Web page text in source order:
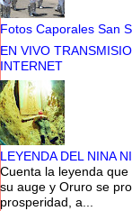
Fotos Caporales San
EN VIVO
INTERNET
LEYENDA DEL NINA
Cuenta la leyenda
su auge y Oruro se
prosperidad, a...